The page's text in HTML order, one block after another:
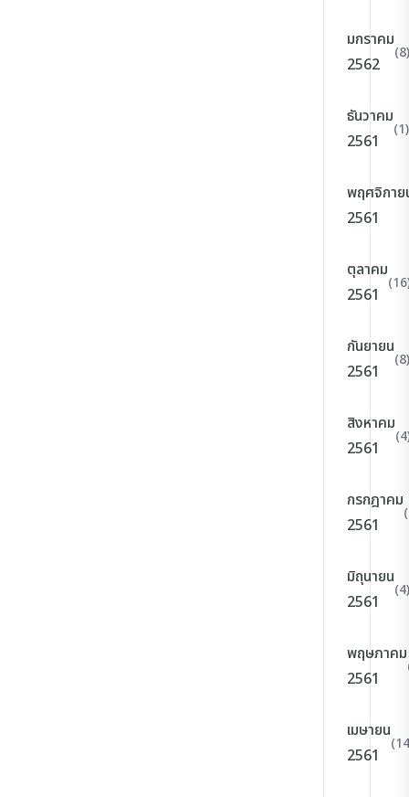
มกราคม
2562
(8)
ธันวาคม
2561
(1)
พฤศจิกาย
2561
ตุลาคม
2561
กันยายน
2561
(8)
สิงหาคม
2561
กรกฎาคม
2561
มิถุนายน
2561
(4)
พฤษภาคม
2561
เมษายน
2561